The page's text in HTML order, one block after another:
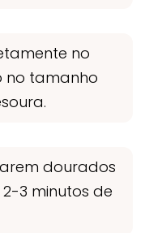
no
no tamanho
dourados
3 minutos de